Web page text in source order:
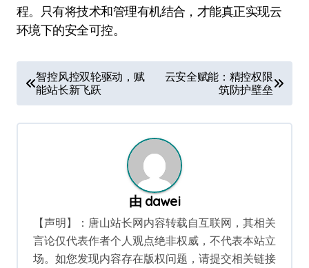
程。只有将技术和管理有机结合，才能真正实现云
环境下的安全可控。
章
导
智控风控双轮驱动，赋
能站长新飞跃
云安全赋能：精控权限
筑防护壁垒
由 dawei
【声明】：唐山站长网内容转载自互联网，其相关
言论仅代表作者个人观点绝非权威，不代表本站立
场。如您发现内容存在版权问题，请提交相关链接